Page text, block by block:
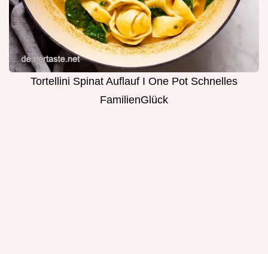
Tortellini Spinat Auflauf I One Pot Schnelles
FamilienGlück